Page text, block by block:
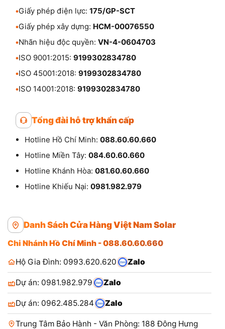
•Giấy phép điện lực: 175/GP-SCT
•Giấy phép xây dựng: HCM-00076550
•Nhãn hiệu độc quyền: VN-4-0604703
•ISO 9001:2015: 9199302834780
•ISO 45001:2018: 9199302834780
•ISO 14001:2018: 9199302834780
Tổng đài hỗ trợ khẩn cấp
Hotline Hồ Chí Minh: 088.60.60.660
Hotline Miền Tây: 084.60.60.660
Hotline Khánh Hòa: 081.60.60.660
Hotline Khiếu Nại: 0981.982.979
Danh Sách Cửa Hàng Việt Nam Solar
Chi Nhánh Hồ Chí Minh - 088.60.60.660
Hộ Gia Đình: 0993.620.620
Zalo
Dự án: 0981.982.979 Zalo
Dự án: 0962.485.284 Zalo
Trung Tâm Bảo Hành - Văn Phòng: 188 Đông Hưng